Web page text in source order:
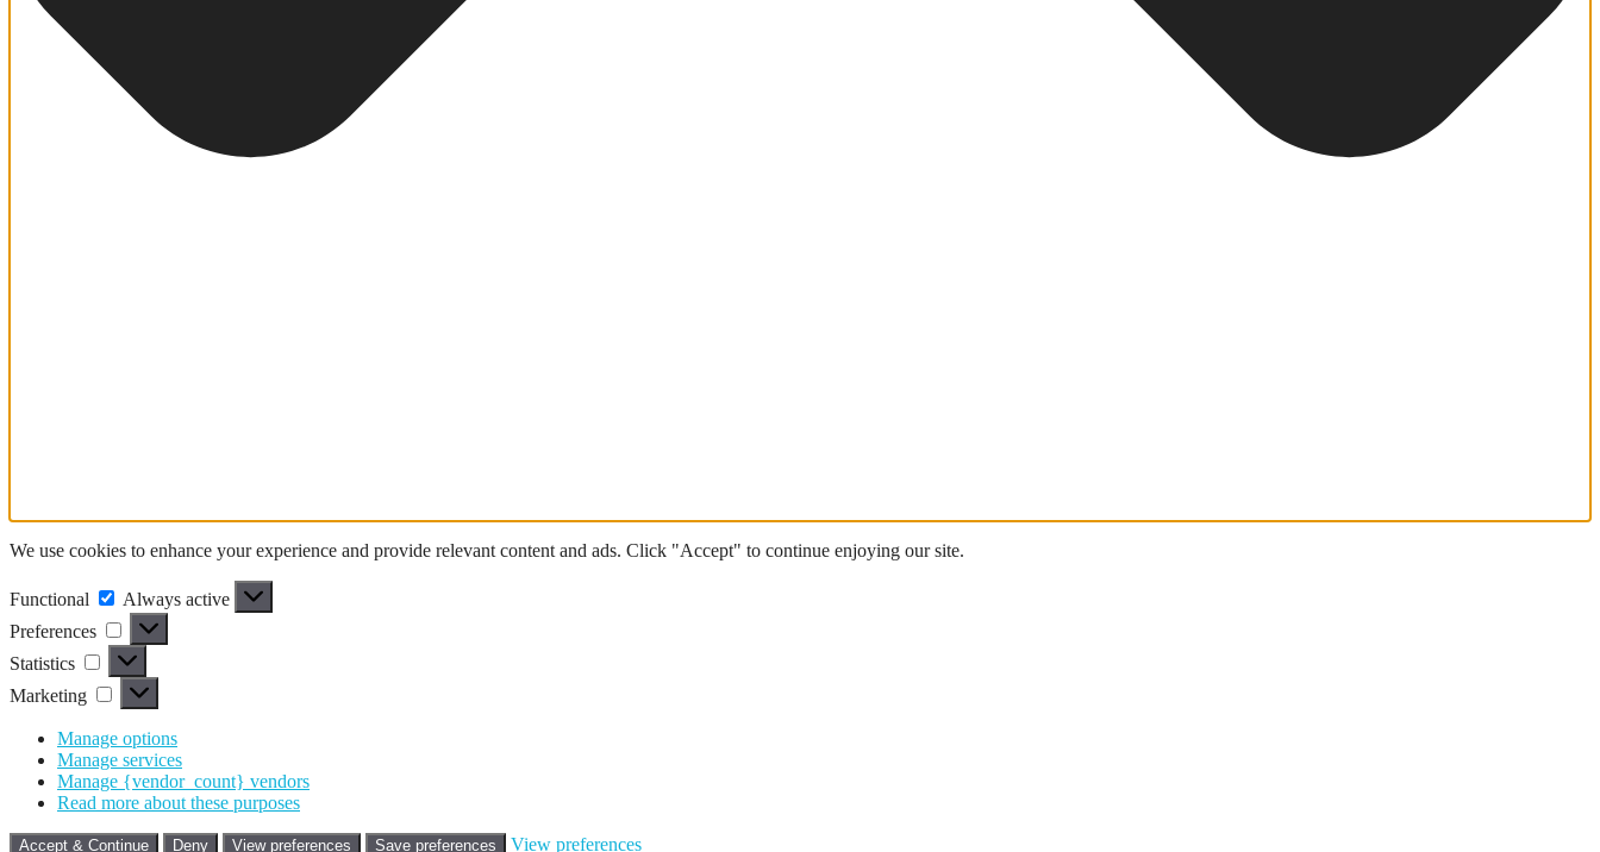
We use cookies to enhance your experience and provide relevant content and ads. Click "Accept" to continue enjoying our site.
Functional Functional
Always active
Preferences
Preferences
Statistics Statistics
Marketing Marketing
Manage options
Manage services
Manage {vendor_count} vendors
Read more about these purposes
Accept & Continue Deny View preferences Save preferences View preferences